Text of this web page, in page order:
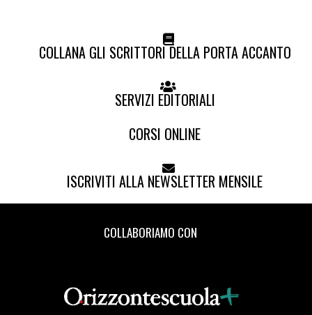
COLLANA GLI SCRITTORI DELLA PORTA ACCANTO
SERVIZI EDITORIALI
CORSI ONLINE
ISCRIVITI ALLA NEWSLETTER MENSILE
COLLABORIAMO CON